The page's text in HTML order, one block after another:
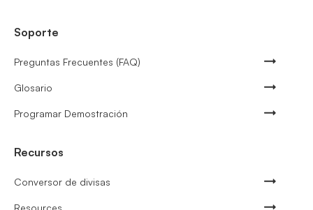
Soporte
Preguntas Frecuentes (FAQ)
Glosario
Programar Demostración
Recursos
Conversor de divisas
Resources